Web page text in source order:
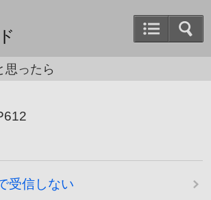
思ったら
受信しない